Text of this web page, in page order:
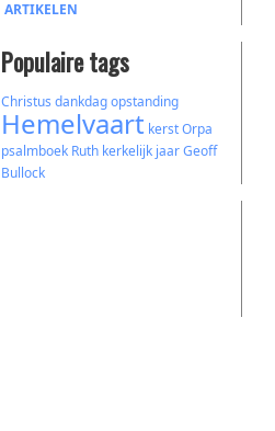
ARTIKELEN
Populaire tags
Christus dankdagopstanding
Hemelvaart kerstOrpa
psalmboek Ruth kerkelijk jaarGeoff
Bullock